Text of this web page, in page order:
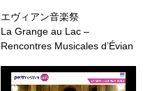
エヴィアン音楽祭
La Grange au Lac –
Rencontres Musicales d’Évian